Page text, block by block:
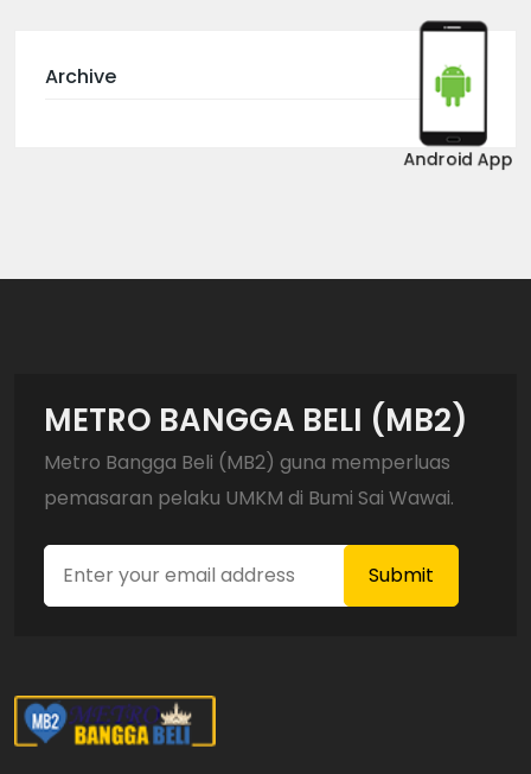
Archive
METRO BANGGA BELI (MB2)
Metro Bangga Beli (MB2) guna memperluas
pemasaran pelaku UMKM di Bumi Sai Wawai.
Android App